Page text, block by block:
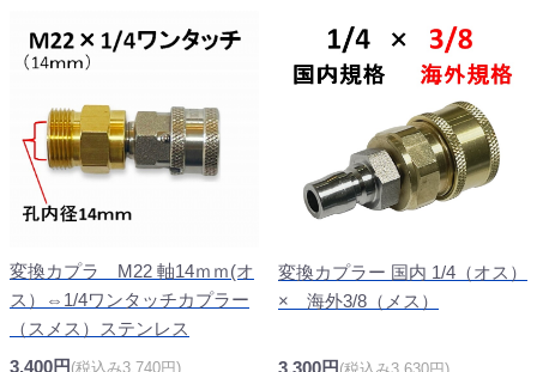
変換カプラ M22 軸14ｍｍ(オ
ス）⇔1/4ワンタッチカプラー
（スメス）ステンレス
3,400円 (税込み3,740円)
変換カプラー 国内 1/4（オス）
× 海外3/8（メス）